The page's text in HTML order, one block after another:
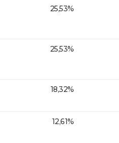
25,53%
25,53%
18,32%
12,61%